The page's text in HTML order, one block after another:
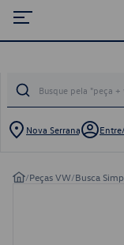
Nova Serrana
/Peças VW/Busca